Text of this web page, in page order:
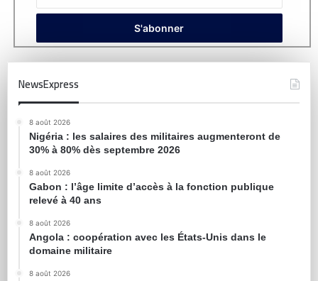
NewsExpress
8 août 2026
Nigéria : les salaires des militaires augmenteront de
30% à 80% dès septembre 2026
8 août 2026
Gabon : l’âge limite d’accès à la fonction publique
relevé à 40 ans
8 août 2026
Angola : coopération avec les États-Unis dans le
domaine militaire
8 août 2026